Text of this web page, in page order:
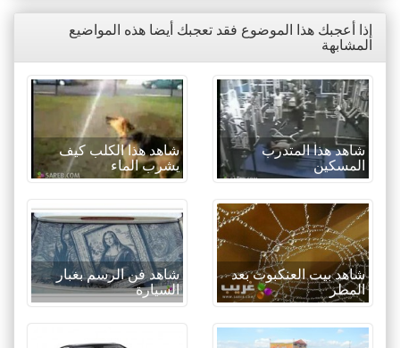
إذا أعجبك هذا الموضوع فقد تعجبك أيضا هذه المواضيع
المشابهة
شاهد هذا المتدرب
المسكين
شاهد هذا الكلب كيف
يشرب الماء
شاهد بيت العنكبوت بعد
المطر
شاهد فن الرسم بغبار
السيارة